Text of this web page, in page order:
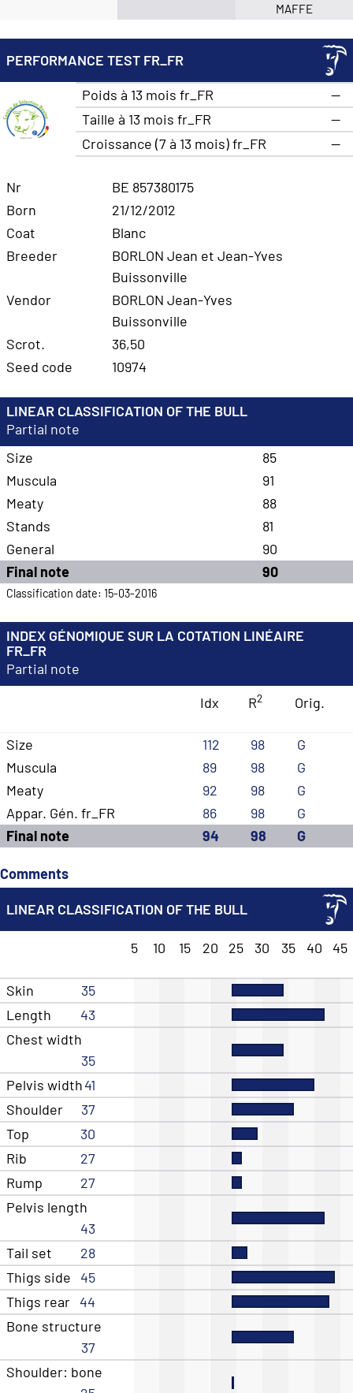
MAFFE
PERFORMANCE TEST FR_FR
Poids à 13 mois fr_FR
—
Taille à 13 mois fr_FR
—
Croissance (7 à 13 mois) fr_FR
—
Nr
BE 857380175
Born
21/12/2012
Coat
Blanc
Breeder
BORLON Jean et Jean-Yves
Buissonville
Vendor
BORLON Jean-Yves
Buissonville
Scrot.
36,50
Seed code
10974
LINEAR CLASSIFICATION OF THE BULL
Partial note
Size
85
Muscula
91
Meaty
88
Stands
81
General
90
Final note
90
Classification date: 15-03-2016
INDEX GÉNOMIQUE SUR LA COTATION LINÉAIRE
FR_FR
Partial note
Idx
R2 Orig.
Size 112 98
G
Muscula
89 98
G
Meaty
92 98
G
Appar. Gén. fr_FR
86 98
G
Final note
94 98 G
Comments
LINEAR CLASSIFICATION OF THE BULL
5 10 15 20 25 30 35 40 45
Skin
35
Length
43
Chest width
35
Pelvis width41
Shoulder
37
Top
30
Rib
27
Rump
27
Pelvis length
43
Tail set
28
Thigs side 45
Thigs rear 44
Bone structure
37
Shoulder: bone